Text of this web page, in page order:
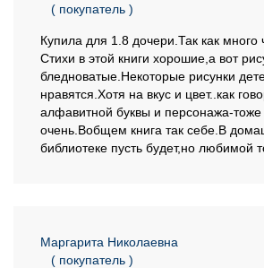
( покупатель )
Купила для 1.8 дочери.Так как много
Стихи в этой книги хорошие,а вот
бледноватые.Некоторые рисунки
нравятся.Хотя на вкус и цвет..как
алфавитной буквы и персонажа-тоже
очень.Вобщем книга так себе.В
библиотеке пусть будет,но любимой
Маргарита Николаевна
( покупатель )